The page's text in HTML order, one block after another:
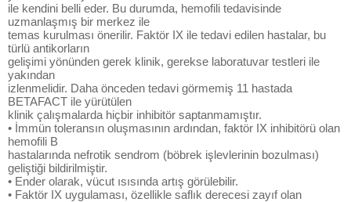
ile kendini belli eder. Bu durumda, hemofili tedavisinde
uzmanlaşmış bir merkez ile
temas kurulması önerilir. Faktör IX ile tedavi edilen hastalar, bu
türlü antikorların
gelişimi yönünden gerek klinik, gerekse laboratuvar testleri ile
yakından
izlenmelidir. Daha önceden tedavi görmemiş 11 hastada
BETAFACT ile yürütülen
klinik çalışmalarda hiçbir inhibitör saptanmamıştır.
• İmmün toleransın oluşmasının ardından, faktör IX inhibitörü olan
hemofili B
hastalarında nefrotik sendrom (böbrek işlevlerinin bozulması)
geliştiği bildirilmiştir.
• Ender olarak, vücut ısısında artış görülebilir.
• Faktör IX uygulaması, özellikle saflık derecesi zayıf olan